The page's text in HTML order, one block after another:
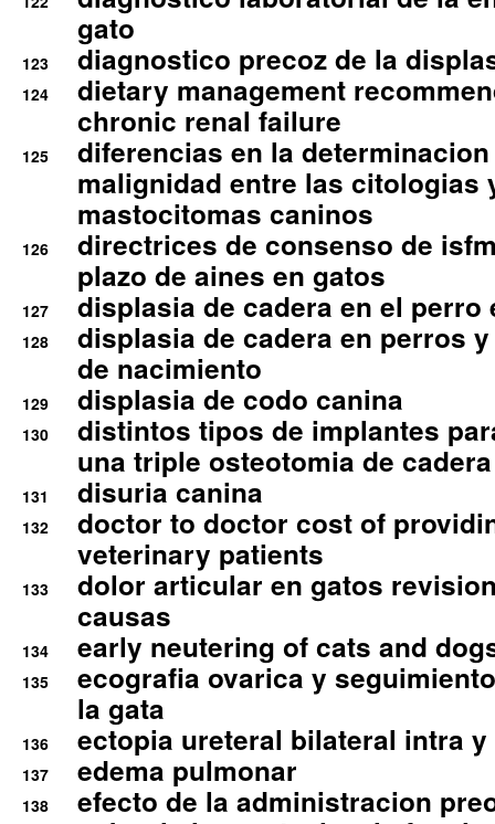
gato
123 diagnostico precoz de la
124
dietary management
chronic renal failure
125
diferencias en la
malignidad entre las citologias
mastocitomas caninos
126
directrices de consenso de
plazo de aines en gatos
127 displasia de cadera en el perro
128
displasia de cadera en perros
de nacimiento
129 displasia de codo canina
130
distintos tipos de implantes
una triple osteotomia de cadera
131 disuria canina
132
doctor to doctor cost of
veterinary patients
133
dolor articular en gatos
causas
134 early neutering of cats and
135
ecografia ovarica y
la gata
136 ectopia ureteral bilateral intra
137 edema pulmonar
138
efecto de la administracion